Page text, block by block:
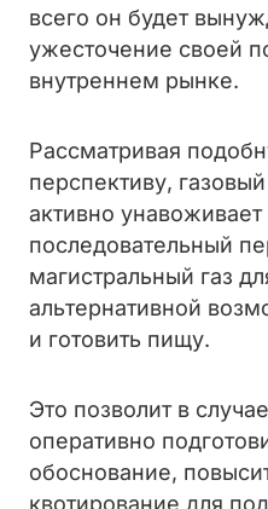
всего он будет
ужесточение своей
внутреннем рынке.
Рассматривая
перспективу,
активно унавоживает
последовательный
магистральный газ
альтернативной
и готовить пищу.
Это позволит в
оперативно
обоснование,
квотирование для